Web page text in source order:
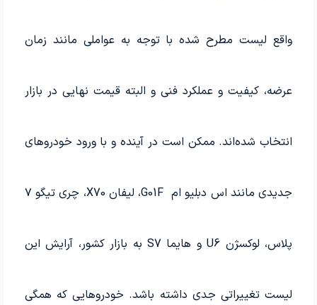
واقع لیست مطرح شده با توجه به عواملی مانند زمان
عرضه، کیفیت و عملکرد فنی و البته قیمت نهایی در بازار
انتخاب شده‌اند. ممکن است در آینده و با ورود خودروهای
جدیدی مانند اس دبلیو ام G01F، لیفان X70، چری تیگو ۷
پلاس، لوکسژن U6 و هایما S7 به بازار کشور، آرایش این
لیست تغییراتی جدی داشته باشد. خودروهایی که همگی